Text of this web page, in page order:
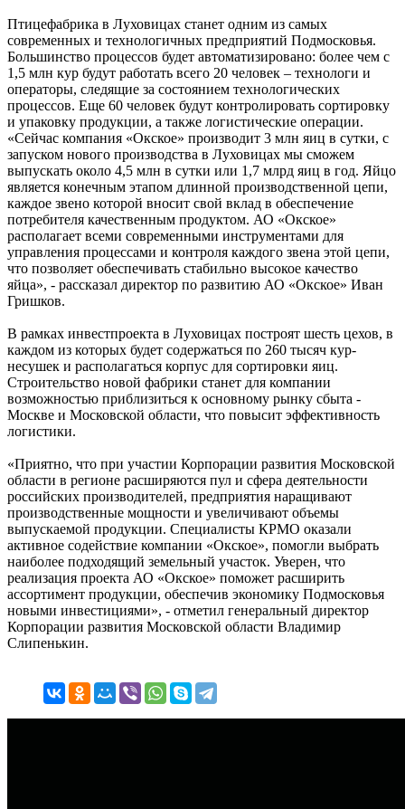
Птицефабрика в Луховицах станет одним из самых
современных и технологичных предприятий Подмосковья.
Большинство процессов будет автоматизировано: более чем с
1,5 млн кур будут работать всего 20 человек – технологи и
операторы, следящие за состоянием технологических
процессов. Еще 60 человек будут контролировать сортировку
и упаковку продукции, а также логистические операции.
«Сейчас компания «Окское» производит 3 млн яиц в сутки, с
запуском нового производства в Луховицах мы сможем
выпускать около 4,5 млн в сутки или 1,7 млрд яиц в год. Яйцо
является конечным этапом длинной производственной цепи,
каждое звено которой вносит свой вклад в обеспечение
потребителя качественным продуктом. АО «Окское»
располагает всеми современными инструментами для
управления процессами и контроля каждого звена этой цепи,
что позволяет обеспечивать стабильно высокое качество
яйца», - рассказал директор по развитию АО «Окское» Иван
Гришков.
В рамках инвестпроекта в Луховицах построят шесть цехов, в
каждом из которых будет содержаться по 260 тысяч кур-
несушек и располагаться корпус для сортировки яиц.
Строительство новой фабрики станет для компании
возможностью приблизиться к основному рынку сбыта -
Москве и Московской области, что повысит эффективность
логистики.
«Приятно, что при участии Корпорации развития Московской
области в регионе расширяются пул и сфера деятельности
российских производителей, предприятия наращивают
производственные мощности и увеличивают объемы
выпускаемой продукции. Специалисты КРМО оказали
активное содействие компании «Окское», помогли выбрать
наиболее подходящий земельный участок. Уверен, что
реализация проекта АО «Окское» поможет расширить
ассортимент продукции, обеспечив экономику Подмосковья
новыми инвестициями», - отметил генеральный директор
Корпорации развития Московской области Владимир
Слипенькин.